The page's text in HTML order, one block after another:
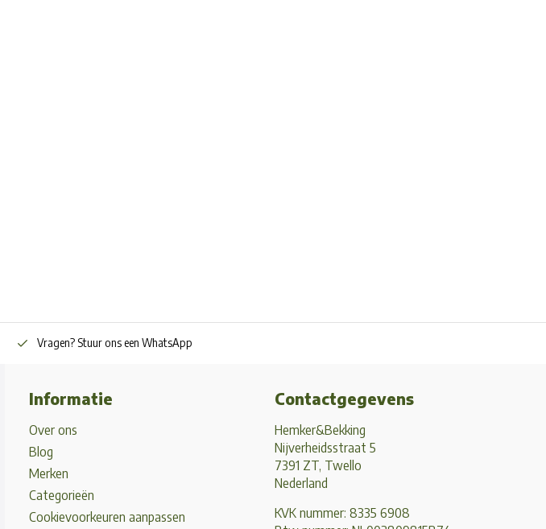
Vragen? Stuur ons een WhatsApp
Informatie
Over ons
Blog
Merken
Categorieën
Cookievoorkeuren aanpassen
Contactgegevens
Hemker&Bekking
Nijverheidsstraat 5
7391 ZT, Twello
Nederland
KVK nummer: 8335 6908